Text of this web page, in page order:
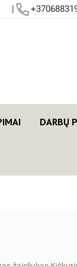
|
DARBŲ